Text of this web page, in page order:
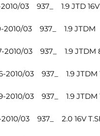
03 937_ 1.9 JTD
03 937_ 1.9 JTDM
03 937_ 1.9 JTDM
03 937_ 1.9 JTDM
03 937_ 1.9 JTDM
03 937_ 2.0 16V